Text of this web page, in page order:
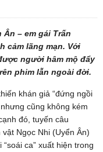
– em gái Trấn
cảm lãng mạn. Với
người hâm mộ đẩy
phim lẫn ngoài đời.
khán giả “đứng ngồi
cũng không kém
đó, tuyến câu
Ngọc Nhi (Uyển Ân)
ca” xuất hiện trong